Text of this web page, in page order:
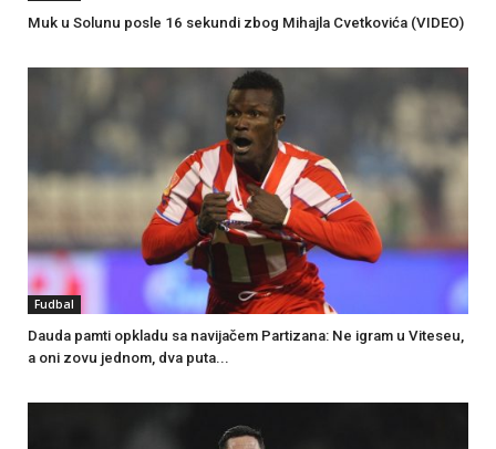
Muk u Solunu posle 16 sekundi zbog Mihajla Cvetkovića (VIDEO)
Fudbal
Dauda pamti opkladu sa navijačem Partizana: Ne igram u Viteseu,
a oni zovu jednom, dva puta...